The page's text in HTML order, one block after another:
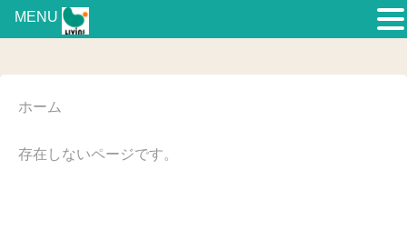
ホーム
存在しないページです。
MENU